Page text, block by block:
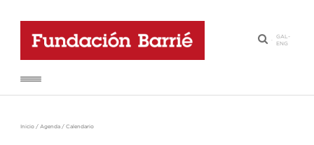
·
GAL-
ENG
Inicio / Agenda / Calendario